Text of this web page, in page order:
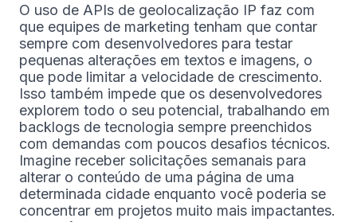
O uso de APIs de geolocalização IP faz com
que equipes de marketing tenham que contar
sempre com desenvolvedores para testar
pequenas alterações em textos e imagens, o
que pode limitar a velocidade de crescimento.
Isso também impede que os desenvolvedores
explorem todo o seu potencial, trabalhando em
backlogs de tecnologia sempre preenchidos
com demandas com poucos desafios técnicos.
Imagine receber solicitações semanais para
alterar o conteúdo de uma página de uma
determinada cidade enquanto você poderia se
concentrar em projetos muito mais impactantes.